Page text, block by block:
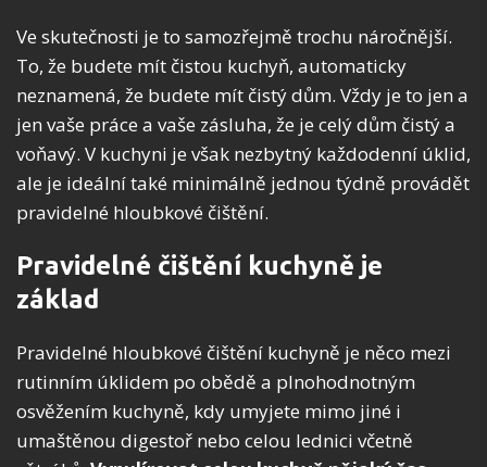
Ve skutečnosti je to samozřejmě trochu náročnější.
To, že budete mít čistou kuchyň, automaticky
neznamená, že budete mít čistý dům. Vždy je to jen a
jen vaše práce a vaše zásluha, že je celý dům čistý a
voňavý. V kuchyni je však nezbytný každodenní úklid,
ale je ideální také minimálně jednou týdně provádět
pravidelné hloubkové čištění.
Pravidelné čištění kuchyně je
základ
Pravidelné hloubkové čištění kuchyně je něco mezi
rutinním úklidem po obědě a plnohodnotným
osvěžením kuchyně, kdy umyjete mimo jiné i
umaštěnou digestoř nebo celou lednici včetně